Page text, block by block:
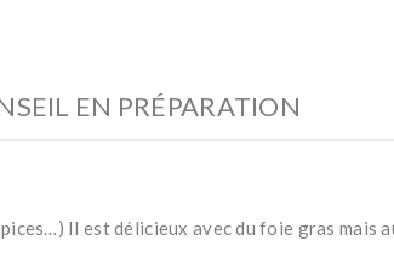
EN PRÉPARATION
Il est délicieux avec du foie gras mais